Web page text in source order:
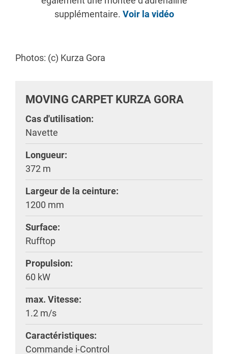
supplémentaire. Voir la vidéo
Photos: (c) Kurza Gora
MOVING CARPET KURZA GORA
Cas d'utilisation:
Navette
Longueur:
372 m
Largeur de la ceinture:
1200 mm
Surface:
Rufftop
Propulsion:
60 kW
max. Vitesse:
1.2 m/s
Caractéristiques:
Commande i-Control